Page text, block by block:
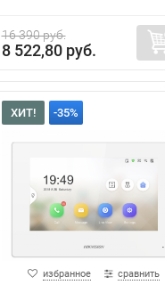
16 390 руб.
8 522,80 руб.
ХИТ! -35%
избранное сравнить